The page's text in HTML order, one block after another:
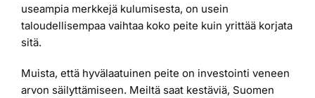
useampia merkkejä kulumisesta, on usein
taloudellisempaa vaihtaa koko peite kuin yrittää korjata
sitä.
Muista, että hyvälaatuinen peite on investointi veneen
arvon säilyttämiseen. Meiltä saat kestäviä, Suomen